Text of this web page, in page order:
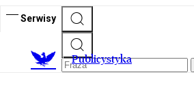
Serwisy
Publicystyka